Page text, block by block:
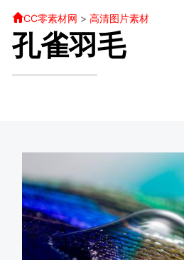
CC零素材网 > 高清图片素材
孔雀羽毛